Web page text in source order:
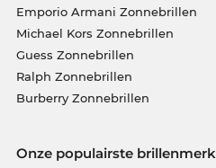
Emporio Armani Zonnebrillen
Michael Kors Zonnebrillen
Guess Zonnebrillen
Ralph Zonnebrillen
Burberry Zonnebrillen
Onze populairste